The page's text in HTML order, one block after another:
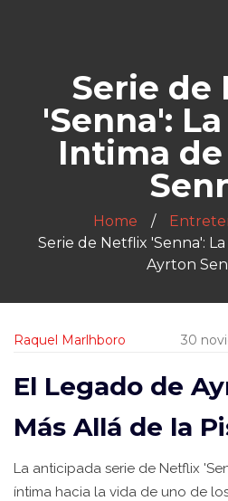
Serie de
'Senna':
Intima
Home
Serie de Netflix 'Senna':
Ayrton
Raquel Marlhboro 30
El Legado de
Más Allá de la
La anticipada serie de Netflix
íntima hacia la vida de uno de